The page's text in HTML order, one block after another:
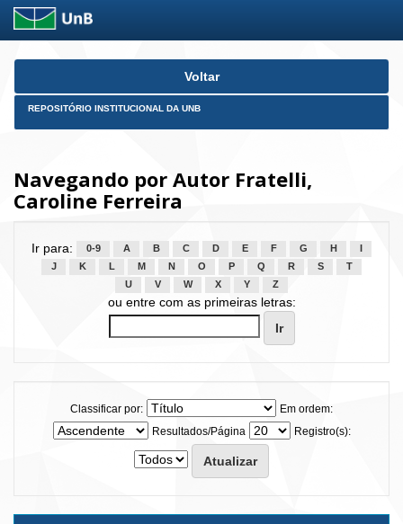
Skip
Voltar
REPOSITÓRIO INSTITUCIONAL DA UNB
Navegando por Autor Fratelli,
Caroline Ferreira
Ir para: 0-9 A B C D E F G H
J
K L M N O P Q R S
T
U
V W X Y Z
ou entre com as primeiras letras:
Classificar por:
Em ordem:
Resultados/Página
Registro(s):